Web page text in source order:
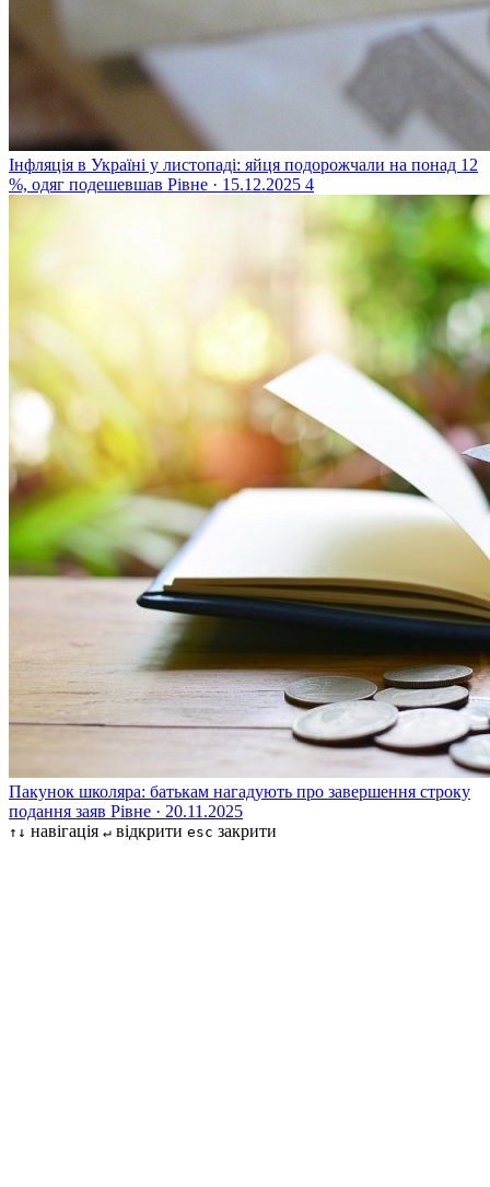
Інфляція в Україні у листопаді: яйця подорожчали на понад 12
%, одяг подешевшав Рівне · 15.12.2025 4
Пакунок школяра: батькам нагадують про завершення строку
подання заяв Рівне · 20.11.2025
↑↓ навігація ↵ відкрити esc закрити